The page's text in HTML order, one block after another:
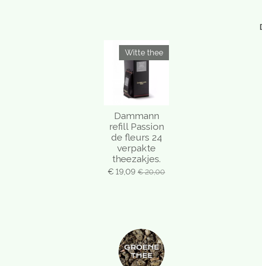
Witte thee
Dammann
refill Passion
de fleurs 24
verpakte
theezakjes.
€ 19,09 € 20,00